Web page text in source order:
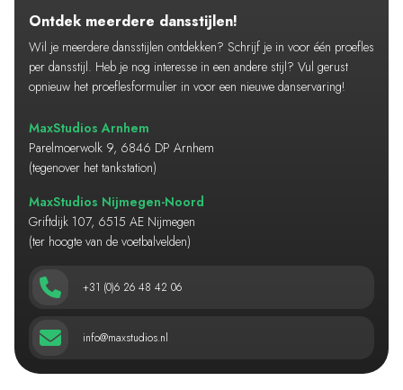
Ontdek meerdere dansstijlen!
Wil je meerdere dansstijlen ontdekken? Schrijf je in voor één proefles
per dansstijl. Heb je nog interesse in een andere stijl? Vul gerust
opnieuw het proeflesformulier in voor een nieuwe danservaring!
MaxStudios Arnhem
Parelmoerwolk 9, 6846 DP Arnhem
(tegenover het tankstation)
MaxStudios Nijmegen-Noord
Griftdijk 107, 6515 AE Nijmegen
(ter hoogte van de voetbalvelden)
+31 (0)6 26 48 42 06
info@maxstudios.nl